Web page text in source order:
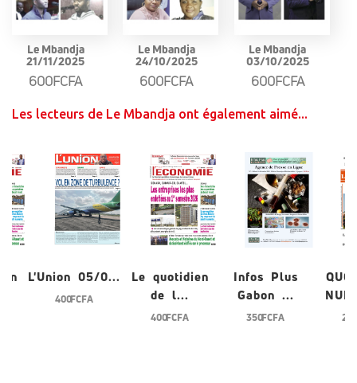
Le Mbandja
21/11/2025
600FCFA
Le Mbandja
24/10/2025
600FCFA
Le Mbandja
03/10/2025
600FCFA
Les lecteurs de Le Mbandja ont également aimé...
L'Union 05/0...
400 FCFA
Le quotidien
de l...
400 FCFA
Infos Plus
Gabon ...
350 FCFA